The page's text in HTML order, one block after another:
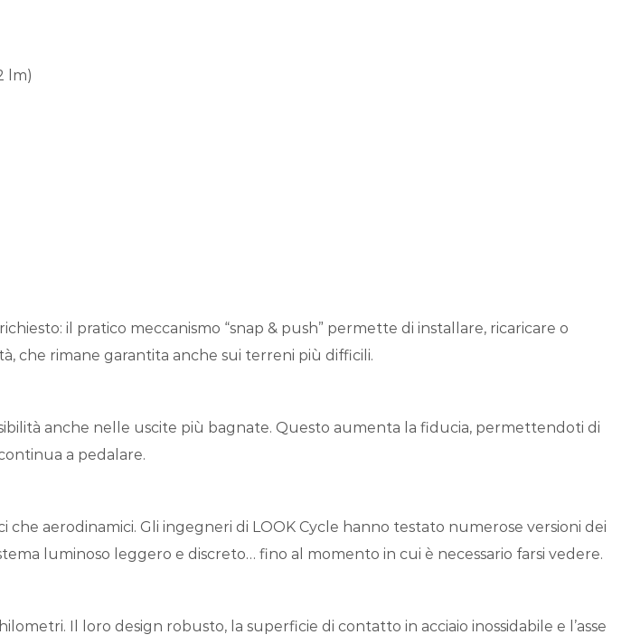
lm)
il pratico meccanismo “snap & push” permette di installare, ricaricare o
che rimane garantita anche sui terreni più difficili.
anche nelle uscite più bagnate. Questo aumenta la fiducia, permettendoti di
a pedalare.
aerodinamici. Gli ingegneri di LOOK Cycle hanno testato numerose versioni dei
luminoso leggero e discreto… fino al momento in cui è necessario farsi vedere.
Il loro design robusto, la superficie di contatto in acciaio inossidabile e l’asse